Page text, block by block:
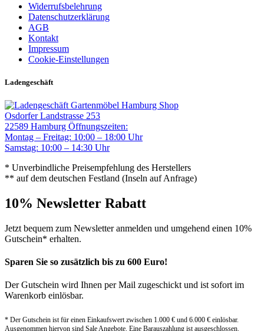
Widerrufsbelehrung
Datenschutzerklärung
AGB
Kontakt
Impressum
Cookie-Einstellungen
Ladengeschäft
Gartenmöbel Hamburg Shop
Osdorfer Landstrasse 253
22589 Hamburg Öffnungszeiten:
Montag – Freitag: 10:00 – 18:00 Uhr
Samstag: 10:00 – 14:30 Uhr
* Unverbindliche Preisempfehlung des Herstellers
** auf dem deutschen Festland (Inseln auf Anfrage)
10% Newsletter Rabatt
Jetzt bequem zum Newsletter anmelden und umgehend einen 10%
Gutschein* erhalten.
Sparen Sie so zusätzlich bis zu 600 Euro!
Der Gutschein wird Ihnen per Mail zugeschickt und ist sofort im
Warenkorb einlösbar.
* Der Gutschein ist für einen Einkaufswert zwischen 1.000 € und 6.000 € einlösbar.
Ausgenommen hiervon sind Sale Angebote. Eine Barauszahlung ist ausgeschlossen.